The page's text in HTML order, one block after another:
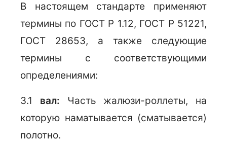
В настоящем стандарте применяют
термины по ГОСТ Р 1.12, ГОСТ Р 51221,
ГОСТ 28653, а также следующие
термины с соответствующими
определениями:
3.1 вал: Часть жалюзи-роллеты, на
которую наматывается (сматывается)
полотно.